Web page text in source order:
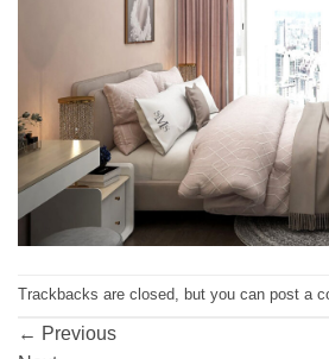
Trackbacks are closed, but you can post a
← Previous